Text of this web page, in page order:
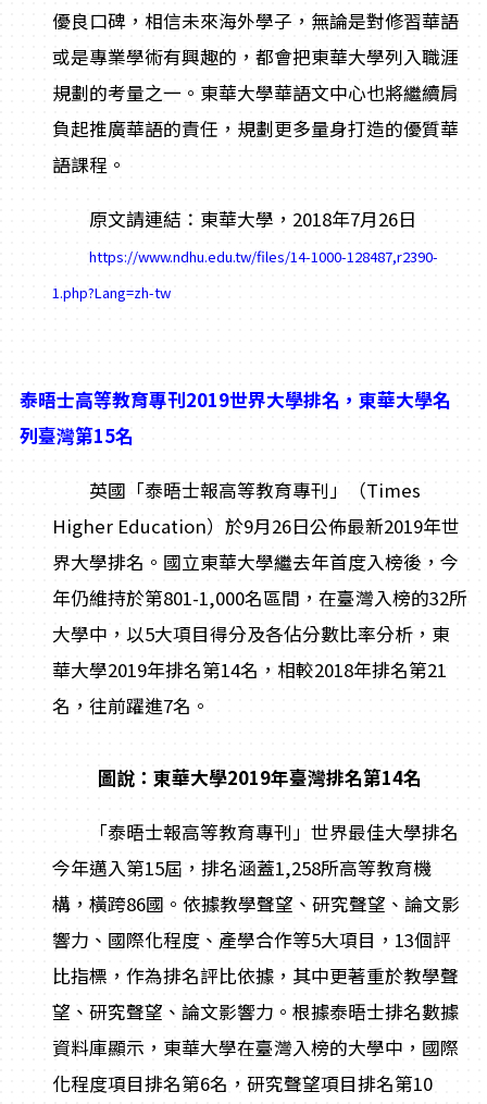
優良口碑，相信未來海外學子，無論是對修習華語
或是專業學術有興趣的，都會把東華大學列入職涯
規劃的考量之一。東華大學華語文中心也將繼續肩
負起推廣華語的責任，規劃更多量身打造的優質華
語課程。
原文請連結：東華大學，2018年7月26日
https://www.ndhu.edu.tw/files/14-1000-128487,r2390-
1.php?Lang=zh-tw
泰晤士高等教育專刊2019世界大學排名，東華大學名
列臺灣第15名
英國「泰晤士報高等教育專刊」（Times
Higher Education）於9月26日公佈最新2019年世
界大學排名。國立東華大學繼去年首度入榜後，今
年仍維持於第801-1,000名區間，在臺灣入榜的32所
大學中，以5大項目得分及各佔分數比率分析，東
華大學2019年排名第14名，相較2018年排名第21
名，往前躍進7名。
圖說：東華大學2019年臺灣排名第14名
「泰晤士報高等教育專刊」世界最佳大學排名
今年邁入第15屆，排名涵蓋1,258所高等教育機
構，橫跨86國。依據教學聲望、研究聲望、論文影
響力、國際化程度、產學合作等5大項目，13個評
比指標，作為排名評比依據，其中更著重於教學聲
望、研究聲望、論文影響力。根據泰晤士排名數據
資料庫顯示，東華大學在臺灣入榜的大學中，國際
化程度項目排名第6名，研究聲望項目排名第10